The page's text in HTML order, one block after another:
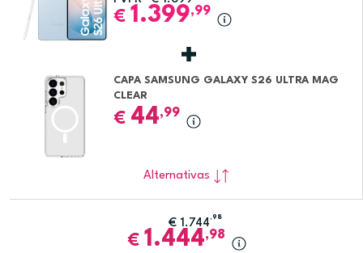
€ 1.399,99
CAPA SAMSUNG GALAXY S26 ULTRA MAG
CLEAR
€ 44,99
Alternativas
€ 1.744,98
€ 1.444,98